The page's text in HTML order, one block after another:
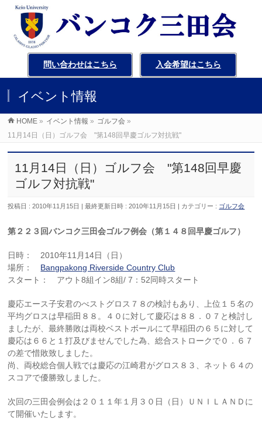
問い合わせはこちら 入会希望はこちら
イベント情報
HOME » イベント情報 » ゴルフ会 »
11月14日（日）ゴルフ会 "第148回早慶ゴルフ対抗戦"
11月14日（日）ゴルフ会 "第148回早慶
ゴルフ対抗戦"
投稿日 : 2010年11月15日 最終更新日時 : 2010年11月15日 カテゴリー : ゴルフ会
第２２３回バンコク三田会ゴルフ例会（第１４８回早慶ゴルフ）
日時： 2010年11月14日（日）
場所： Bangpakong Riverside Country Club
スタート： アウト8組イン8組/ 7：52同時スタート
慶応エース子安君のべストグロス７８の検討もあり、上位１５名の
平均グロスは早稲田８８。４０に対して慶応は８８．０７と検討し
ましたが、最終勝敗は両校ベストボールにて早稲田の６５に対して
慶応は６６と１打及びませんでした為、総合ストロークで０．６７
の差で惜敗致しました。
尚、両校総合個人戦では慶応の江崎君がグロス８３、ネット６４の
スコアで優勝致しました。
次回の三田会例会は２０１１年１月３０日（日）ＵＮＩＬＡＮＤに
て開催いたします。